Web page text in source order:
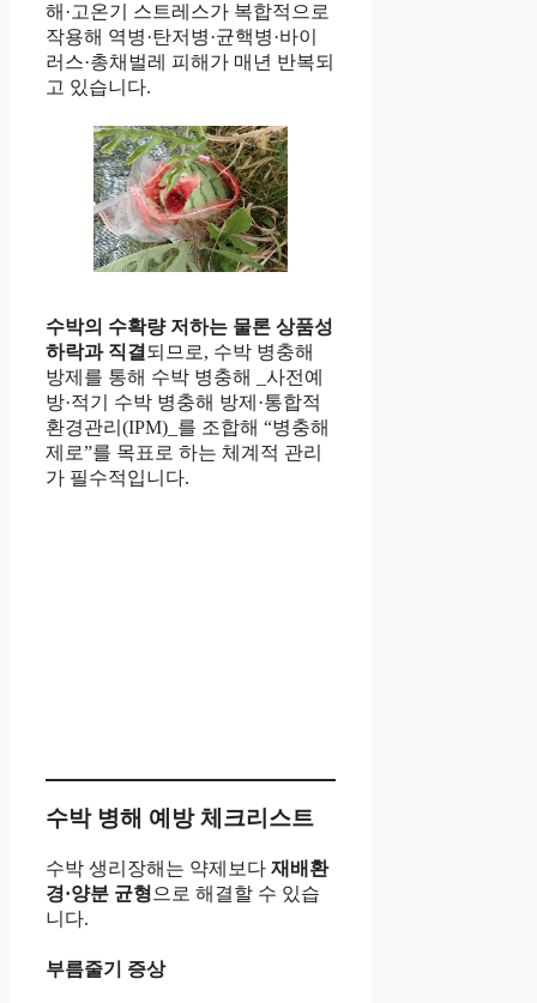
해·고온기 스트레스가 복합적으로
작용해 역병·탄저병·균핵병·바이
러스·총채벌레 피해가 매년 반복되
고 있습니다.
수박의 수확량 저하는 물론 상품성
하락과 직결 되므로, 수박 병충해
방제를 통해 수박 병충해 _사전예
방·적기 수박 병충해 방제·통합적
환경관리(IPM)_를 조합해 “병충해
제로”를 목표로 하는 체계적 관리
가 필수적입니다.
수박 병해 예방 체크리스트
수박 생리장해는 약제보다 재배환
경·양분 균형 으로 해결할 수 있습
니다.
부름줄기 증상